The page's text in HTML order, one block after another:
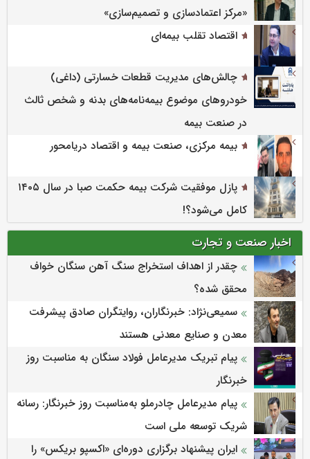
«مرکز اعتمادسازی و تصمیم‌سازی»
اقتصاد تقلب بیمه‌ای
چالش‌های مدیریت قطعات خسارتی (داغی)
خودروهای موضوع بیمه‌نامه‌های بدنه و شخص ثالث
در صنعت بیمه
بیمه مرکزی، صنعت بیمه و اقتصاد دریامحور
پازل موفقیت شرکت بیمه حکمت صبا در سال ۱۴۰۵
کامل می‌شود؟!
اخبار صنعت و تجارت
چقدر از اهداف استخراج سنگ آهن سنگان خواف
محقق شده؟
سمیعی‌نژاد: خبرنگاران، روایتگران صادق پیشرفت
معدن و صنایع معدنی هستند
پیام تبریک مدیرعامل فولاد سنگان به مناسبت روز
خبرنگار
پیام مدیرعامل چادرملو به‌مناسبت روز خبرنگار: رسانه
شریک توسعه ملی است
ایران پیشنهاد برگزاری دوره‌ای «اکسپو بریکس» را